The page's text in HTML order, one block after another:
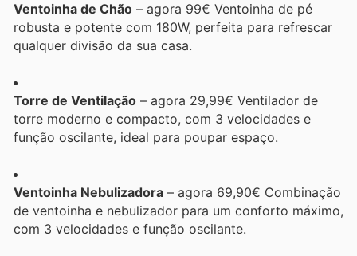
Ventoinha de Chão – agora 99€ Ventoinha de pé
robusta e potente com 180W, perfeita para refrescar
qualquer divisão da sua casa.
Torre de Ventilação – agora 29,99€ Ventilador de
torre moderno e compacto, com 3 velocidades e
função oscilante, ideal para poupar espaço.
Ventoinha Nebulizadora – agora 69,90€ Combinação
de ventoinha e nebulizador para um conforto máximo,
com 3 velocidades e função oscilante.